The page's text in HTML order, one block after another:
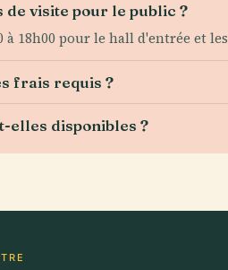
visite pour le public ?
18h00 pour le hall d'entrée et
frais requis ?
elles disponibles ?